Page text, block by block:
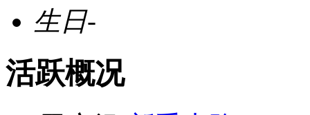
生日-
活跃概况